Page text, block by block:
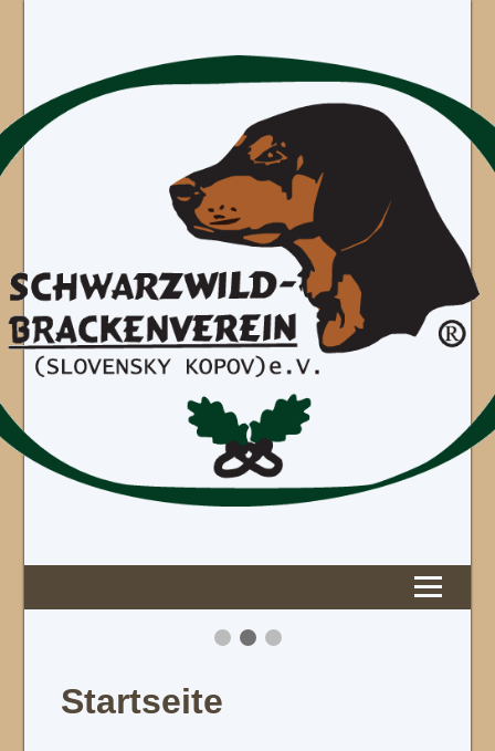
Startseite